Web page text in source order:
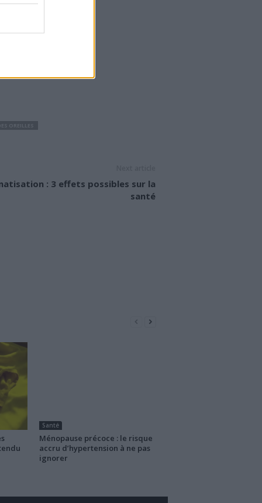
des acouphènes.
: 3 effets possibles sur la
santé
Santé
Ménopause précoce : le risque
accru d’hypertension à ne pas
ignorer